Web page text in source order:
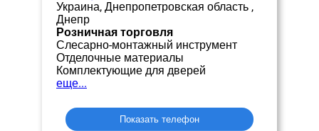
Украина, Днепропетровская область ,
Днепр
Розничная торговля
Слесарно-монтажный инструмент
Отделочные материалы
Комплектующие для дверей
еще...
Показать телефон